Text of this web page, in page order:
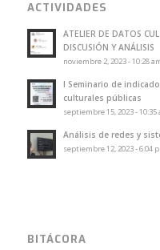
ACTIVIDADES
ATELIER DE DATOS
DISCUSIÓN Y ANÁLISIS
noviembre 2, 2023 - 10:28
I Seminario de
culturales públicas
septiembre 15, 2023 - 10:35
Análisis de redes y
septiembre 12, 2023 - 6:04
BITÁCORA